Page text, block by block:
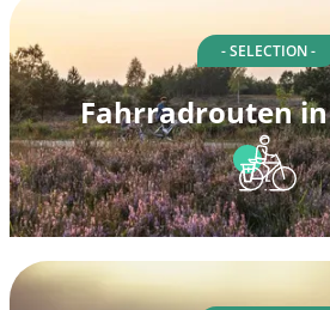
- SELECTION -
Fahrradrouten